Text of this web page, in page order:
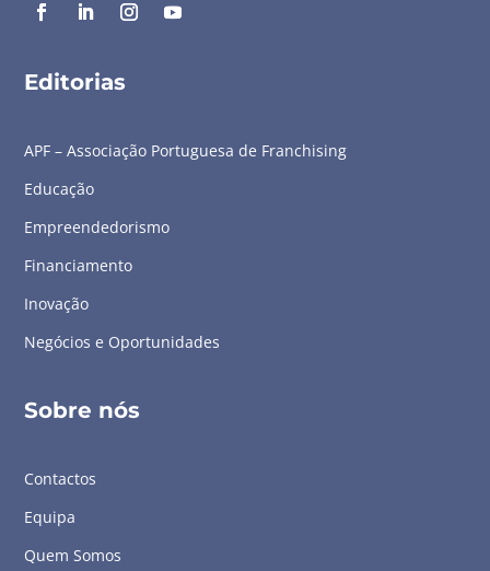
Editorias
APF – Associação Portuguesa de Franchising
Educação
Empreendedorismo
Financiamento
Inovação
Negócios e Oportunidades
Sobre nós
Contactos
Equipa
Quem Somos